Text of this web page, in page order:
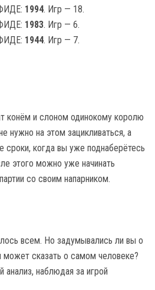
1994. Игр — 18.
1983. Игр — 6.
1944. Игр — 7.
конём и слоном одинокому королю
нужно на этом зацикливаться, а
сроки, когда вы уже поднаберётесь
этого можно уже начинать
со своим напарником.
всем. Но задумывались ли вы о
может сказать о самом человеке?
анализ, наблюдая за игрой